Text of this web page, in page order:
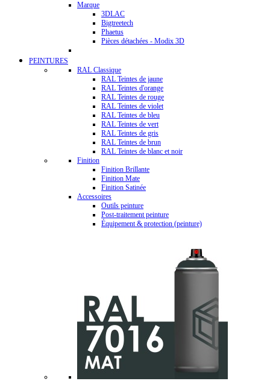
Marque
3DLAC
Bigtreetech
Phaetus
Pièces détachées - Modix 3D
PEINTURES
RAL Classique
RAL Teintes de jaune
RAL Teintes d'orange
RAL Teintes de rouge
RAL Teintes de violet
RAL Teintes de bleu
RAL Teintes de vert
RAL Teintes de gris
RAL Teintes de brun
RAL Teintes de blanc et noir
Finition
Finition Brillante
Finition Mate
Finition Satinée
Accessoires
Outils peinture
Post-traitement peinture
Équipement & protection (peinture)